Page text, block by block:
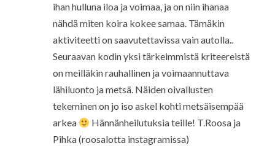
ihan hulluna iloa ja voimaa, ja on niin ihanaa
nähdä miten koira kokee samaa. Tämäkin
aktiviteetti on saavutettavissa vain autolla..
Seuraavan kodin yksi tärkeimmistä kriteereistä
on meilläkin rauhallinen ja voimaannuttava
lähiluonto ja metsä. Näiden oivallusten
tekeminen on jo iso askel kohti metsäisempää
arkea
Hännänheilutuksia teille! T.Roosa ja
Pihka (roosalotta instagramissa)